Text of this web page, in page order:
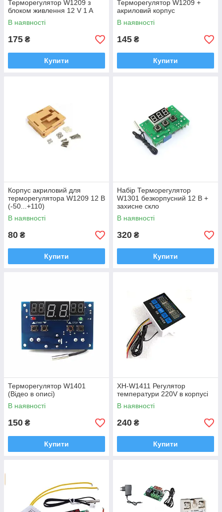
Терморегулятор W1209 з
блоком живлення 12 V 1 A
В наявності
175 ₴
Купити
Терморегулятор W1209 +
акриловий корпус
В наявності
145 ₴
Купити
Корпус акриловий для
терморегулятора W1209 12 В
(-50...+110)
В наявності
80 ₴
Купити
Набір Терморегулятор
W1301 безкорпусний 12 В +
захисне скло
В наявності
320 ₴
Купити
Терморегулятор W1401
(Відео в описі)
В наявності
150 ₴
Купити
XH-W1411 Регулятор
температури 220V в корпусі
В наявності
240 ₴
Купити